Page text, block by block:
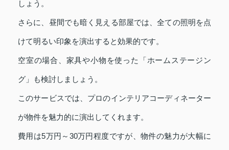
しょう。
さらに、昼間でも暗く見える部屋では、全ての照明を点
けて明るい印象を演出すると効果的です。
空室の場合、家具や小物を使った「ホームステージン
グ」も検討しましょう。
このサービスでは、プロのインテリアコーディネーター
が物件を魅力的に演出してくれます。
費用は5万円～30万円程度ですが、物件の魅力が大幅に